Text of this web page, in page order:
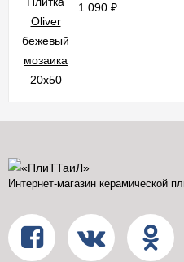
1 090 ₽
Интернет-магазин керамической